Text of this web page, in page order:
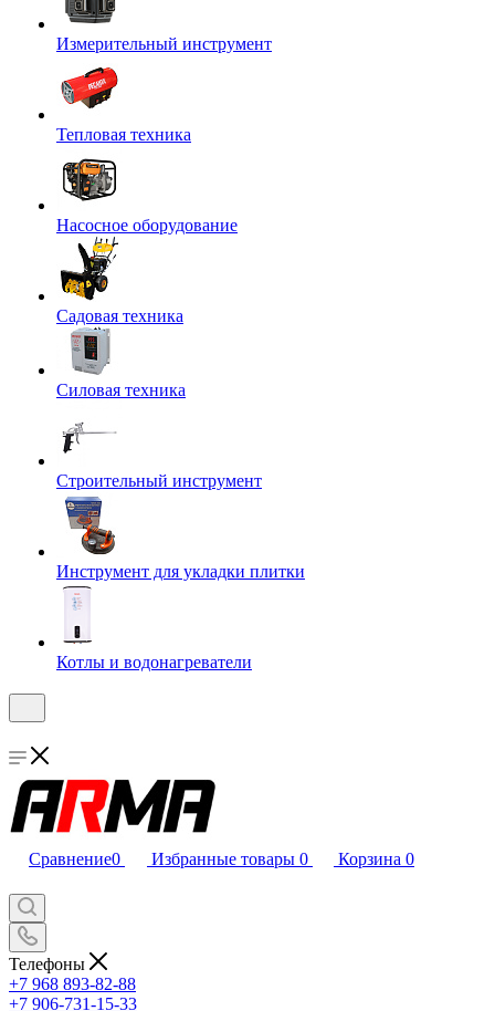
Измерительный инструмент
Тепловая техника
Насосное оборудование
Садовая техника
Силовая техника
Строительный инструмент
Инструмент для укладки плитки
Котлы и водонагреватели
Сравнение0 Избранные товары 0 Корзина 0
Телефоны
+7 968 893-82-88
+7 906-731-15-33